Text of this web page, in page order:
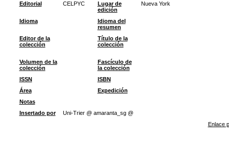
Editorial
CELPYC
Lugar de
edición
Nueva York
Idioma
Idioma del
resumen
Editor de la
colección
Título de la
colección
Volumen de la
colección
Fascículo de
la colección
ISSN
ISBN
Área
Expedición
Notas
Insertado por
Uni-Trier @ amaranta_sg @
Enlace